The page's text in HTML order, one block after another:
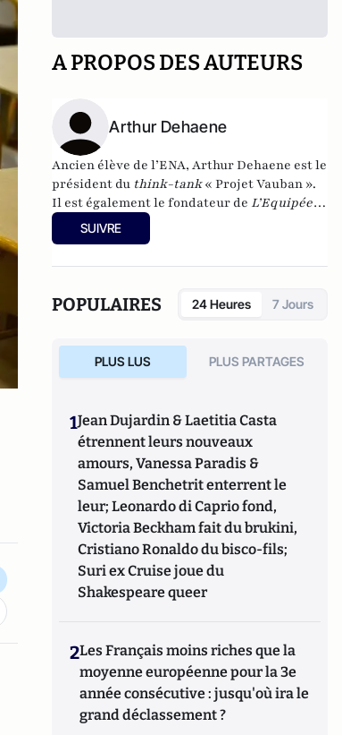
A PROPOS DES AUTEURS
Arthur Dehaene
Ancien élève de l’ENA, Arthur Dehaene est le
président du think-tank« Projet Vauban ».
Il est également le fondateur de L’Equipée,
association qui œuvre pour l’égalité des
chances auprès des élèves scolarisés en
SUIVRE
POPULAIRES 24 Heures 7 Jours
PLUS LUS PLUS PARTAGES
1Jean Dujardin & Laetitia Casta
étrennent leurs nouveaux
amours, Vanessa Paradis &
Samuel Benchetrit enterrent le
leur; Leonardo di Caprio fond,
Victoria Beckham fait du brukini,
Cristiano Ronaldo du bisco-fils;
Suri ex Cruise joue du
Shakespeare queer
2Les Français moins riches que la
moyenne européenne pour la 3e
année consécutive : jusqu'où ira le
grand déclassement ?